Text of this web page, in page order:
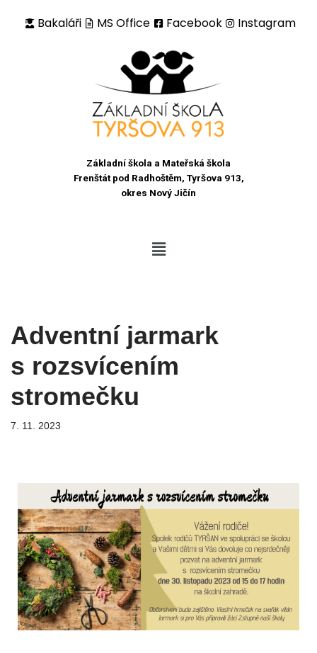
Bakaláři MS Office Facebook Instagram
Základní škola a Mateřská škola
Frenštát pod Radhoštěm, Tyršova 913,
okres Nový Jičín
Adventní jarmark
s rozsvícením
stromečku
7. 11. 2023